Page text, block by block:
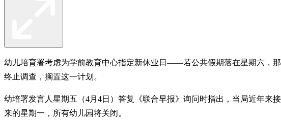
幼儿培育署考虑为学前教育中心指定新休业日——若公共假期落在星期六，那
终止调查，搁置这一计划。
幼培署发言人星期五（4月4日）答复《联合早报》询问时指出，当局近年
来的星期一，所有幼儿园将关闭。